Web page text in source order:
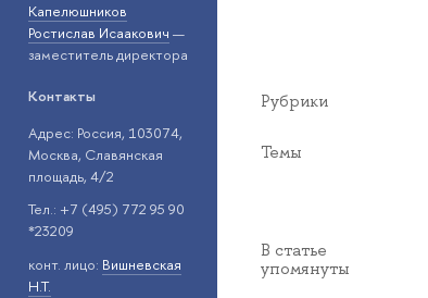
Капелюшников
Ростислав Исаакович —
заместитель директора
Контакты
Адрес: Россия, 103074,
Москва, Славянская
площадь, 4/2
Тел.: +7 (495) 772 95 90
*23209
конт. лицо: Вишневская
Н.Т.
Рубрики
Темы
В статье
упомянуты